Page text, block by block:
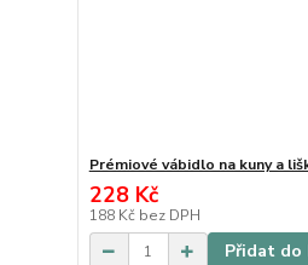
Prémiové vábidlo na kuny a
228 Kč
188 Kč bez DPH
Přidat do